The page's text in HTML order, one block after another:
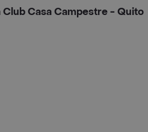
Casa Campestre - Quito